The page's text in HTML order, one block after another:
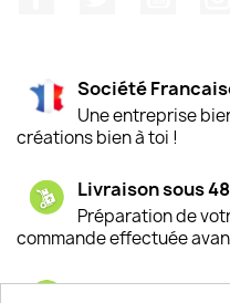
Société
Une entreprise
créations bien à toi !
Livraison sous
Préparation de
commande effectuée
Satisfaction de